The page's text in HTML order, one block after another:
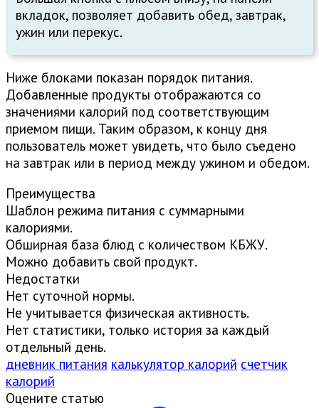
вкладок, позволяет добавить обед, завтрак,
ужин или перекус.
Ниже блоками показан порядок питания.
Добавленные продукты отображаются со
значениями калорий под соответствующим
приемом пищи. Таким образом, к концу дня
пользователь может увидеть, что было съедено
на завтрак или в период между ужином и обедом.
Преимущества
Шаблон режима питания с суммарными
калориями.
Обширная база блюд с количеством КБЖУ.
Можно добавить свой продукт.
Недостатки
Нет суточной нормы.
Не учитывается физическая активность.
Нет статистики, только история за каждый
отдельный день.
дневник питания калькулятор калорий счетчик
калорий
Оцените статью